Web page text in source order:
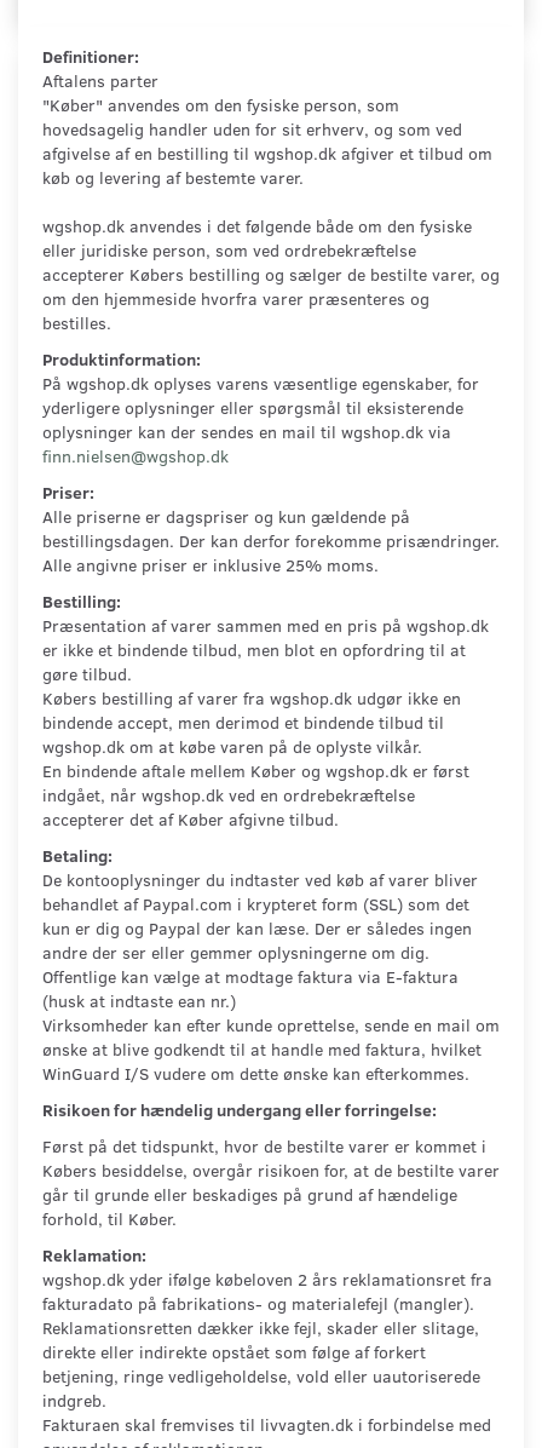
Definitioner:
Aftalens parter
"Køber" anvendes om den fysiske person, som
hovedsagelig handler uden for sit erhverv, og som ved
afgivelse af en bestilling til wgshop.dk afgiver et tilbud om
køb og levering af bestemte varer.
wgshop.dk anvendes i det følgende både om den fysiske
eller juridiske person, som ved ordrebekræftelse
accepterer Købers bestilling og sælger de bestilte varer, og
om den hjemmeside hvorfra varer præsenteres og
bestilles.
Produktinformation:
På wgshop.dk oplyses varens væsentlige egenskaber, for
yderligere oplysninger eller spørgsmål til eksisterende
oplysninger kan der sendes en mail til wgshop.dk via
finn.nielsen@wgshop.dk
Priser:
Alle priserne er dagspriser og kun gældende på
bestillingsdagen. Der kan derfor forekomme prisændringer.
Alle angivne priser er inklusive 25% moms.
Bestilling:
Præsentation af varer sammen med en pris på wgshop.dk
er ikke et bindende tilbud, men blot en opfordring til at
gøre tilbud.
Købers bestilling af varer fra wgshop.dk udgør ikke en
bindende accept, men derimod et bindende tilbud til
wgshop.dk om at købe varen på de oplyste vilkår.
En bindende aftale mellem Køber og wgshop.dk er først
indgået, når wgshop.dk ved en ordrebekræftelse
accepterer det af Køber afgivne tilbud.
Betaling:
De kontooplysninger du indtaster ved køb af varer bliver
behandlet af Paypal.com i krypteret form (SSL) som det
kun er dig og Paypal der kan læse. Der er således ingen
andre der ser eller gemmer oplysningerne om dig.
Offentlige kan vælge at modtage faktura via E-faktura
(husk at indtaste ean nr.)
Virksomheder kan efter kunde oprettelse, sende en mail om
ønske at blive godkendt til at handle med faktura, hvilket
WinGuard I/S vudere om dette ønske kan efterkommes.
Risikoen for hændelig undergang eller forringelse:
Først på det tidspunkt, hvor de bestilte varer er kommet i
Købers besiddelse, overgår risikoen for, at de bestilte varer
går til grunde eller beskadiges på grund af hændelige
forhold, til Køber.
Reklamation:
wgshop.dk yder ifølge købeloven 2 års reklamationsret fra
fakturadato på fabrikations- og materialefejl (mangler).
Reklamationsretten dækker ikke fejl, skader eller slitage,
direkte eller indirekte opstået som følge af forkert
betjening, ringe vedligeholdelse, vold eller uautoriserede
indgreb.
Fakturaen skal fremvises til livvagten.dk i forbindelse med